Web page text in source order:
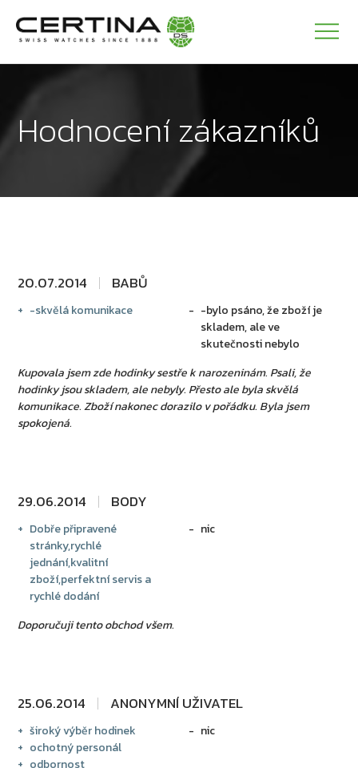
Hodnocení zákazníků
20.07.2014 BABŮ
-skvělá komunikace
-bylo psáno, že zboží je
skladem, ale ve
skutečnosti nebylo
Kupovala jsem zde hodinky sestře k narozeninám. Psali, že
hodinky jsou skladem, ale nebyly. Přesto ale byla skvělá
komunikace. Zboží nakonec dorazilo v pořádku. Byla jsem
spokojená.
29.06.2014 BODY
Dobře připravené
stránky,rychlé
jednání,kvalitní
zboží,perfektní servis a
rychlé dodání
nic
Doporučuji tento obchod všem.
25.06.2014 ANONYMNÍ UŽIVATEL
široký výběr hodinek
ochotný personál
odbornost
nic